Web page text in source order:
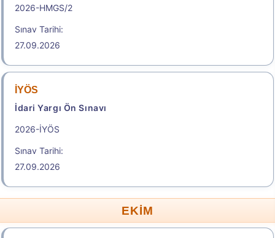
2026-HMGS/2
Sınav Tarihi:
27.09.2026
İYÖS
İdari Yargı Ön Sınavı
2026-İYÖS
Sınav Tarihi:
27.09.2026
EKİM